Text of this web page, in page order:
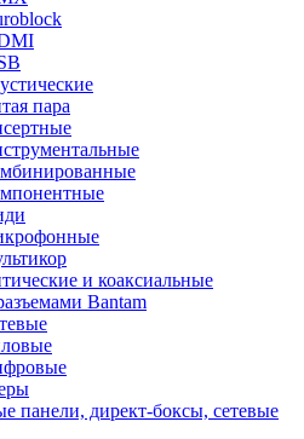
пара
и коаксиальные
Bantam
панели, директ-боксы, сетевые